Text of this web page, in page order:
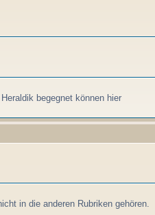
begegnet können hier
in die anderen Rubriken gehören.